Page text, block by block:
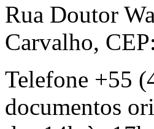
Rua Doutor
Carvalho,
Telefone +55
documentos